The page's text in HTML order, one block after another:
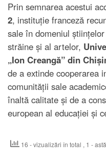
Prin semnarea acestui
2, instituție franceză
sale în domeniul
străine și al artelor,
„Ion Creangă” din
de a extinde cooperarea
comunității sale
înaltă calitate și de a
european al educației și
16 - vizualizări în total , 1 -